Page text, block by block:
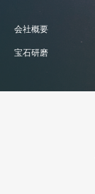
会社概要
宝石研磨